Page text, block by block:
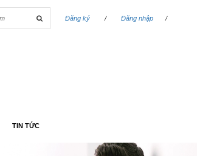
Đăng ký
/ Đăng nhập /
TIN TỨC